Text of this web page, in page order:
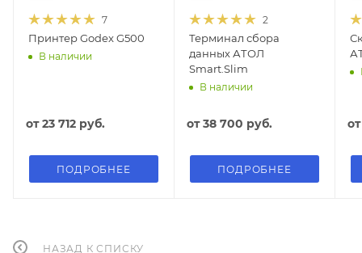
7
Принтер Godex G500
В наличии
от23 712 руб.
ПОДРОБНЕЕ
2
Терминал сбора
данных АТОЛ
Smart.Slim
В наличии
от38 700 руб.
ПОДРОБНЕЕ
НАЗАД К СПИСКУ